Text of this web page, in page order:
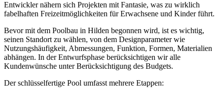
Entwickler nähern sich Projekten mit Fantasie, was zu wirklich
fabelhaften Freizeitmöglichkeiten für Erwachsene und Kinder führt.
Bevor mit dem Poolbau in Hilden begonnen wird, ist es wichtig,
seinen Standort zu wählen, von dem Designparameter wie
Nutzungshäufigkeit, Abmessungen, Funktion, Formen, Materialien
abhängen. In der Entwurfsphase berücksichtigen wir alle
Kundenwünsche unter Berücksichtigung des Budgets.
Der schlüsselfertige Pool umfasst mehrere Etappen: